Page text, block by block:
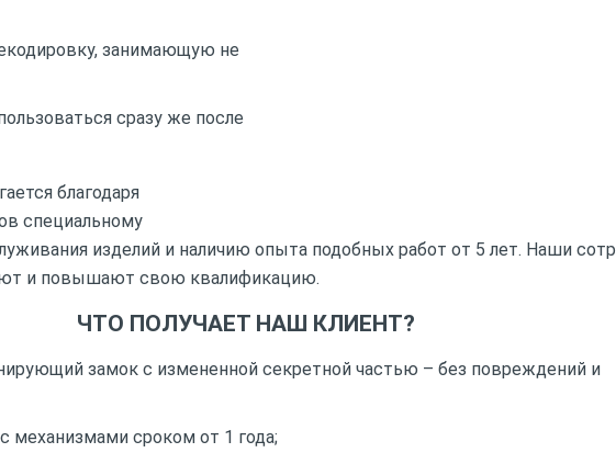
занимающую не
сразу же после
благодаря
специальному
изделий и наличию опыта подобных работ от 5 лет. Наши
и повышают свою квалификацию.
ЧТО ПОЛУЧАЕТ НАШ КЛИЕНТ?
замок с измененной секретной частью – без повреждений и
механизмами сроком от 1 года;